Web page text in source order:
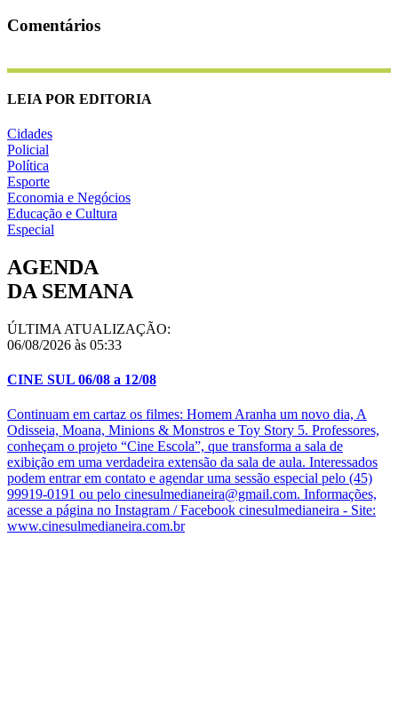
Comentários
LEIA POR EDITORIA
Cidades
Policial
Política
Esporte
Economia e Negócios
Educação e Cultura
Especial
AGENDA
DA SEMANA
ÚLTIMA ATUALIZAÇÃO:
06/08/2026 às 05:33
CINE SUL 06/08 a 12/08
Continuam em cartaz os filmes: Homem Aranha um novo dia, A
Odisseia, Moana, Minions & Monstros e Toy Story 5. Professores,
conheçam o projeto “Cine Escola”, que transforma a sala de
exibição em uma verdadeira extensão da sala de aula. Interessados
podem entrar em contato e agendar uma sessão especial pelo (45)
99919-0191 ou pelo cinesulmedianeira@gmail.com. Informações,
acesse a página no Instagram / Facebook cinesulmedianeira - Site:
www.cinesulmedianeira.com.br